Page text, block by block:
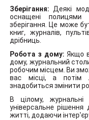
Зберігання: Деякі
оснащені
зберігання. Це може
книг, журналів,
дрібниць.
Робота з дому: Якщо
дому, журнальний
робочим місцем. Ви
вас місці, а потім
знадобиться змінити
В цілому,
універсальне
житті, додаючи